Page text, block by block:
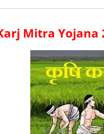
Mitra Yojana